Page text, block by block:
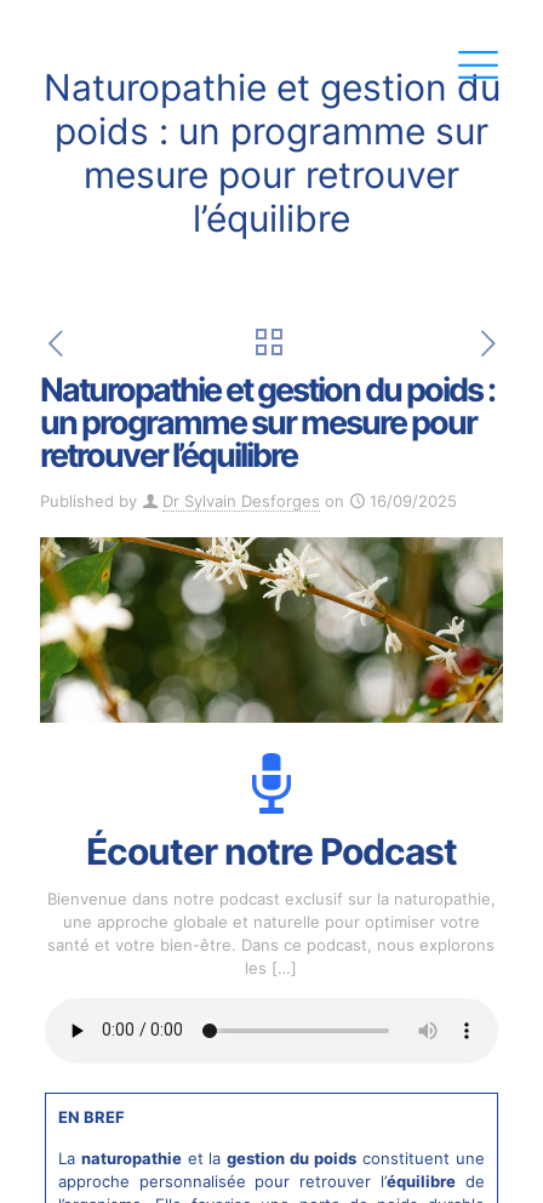
Naturopathie et gestion du
poids : un programme sur
mesure pour retrouver
l’équilibre
Naturopathie et gestion du poids :
un programme sur mesure pour
retrouver l’équilibre
Published by Dr Sylvain Desforges on 16/09/2025
Écouter notre Podcast
Bienvenue dans notre podcast exclusif sur la naturopathie,
une approche globale et naturelle pour optimiser votre
santé et votre bien-être. Dans ce podcast, nous explorons
les […]
EN BREF
La naturopathieet lagestion du poids constituent une
approche personnalisée pour retrouver l’équilibre de